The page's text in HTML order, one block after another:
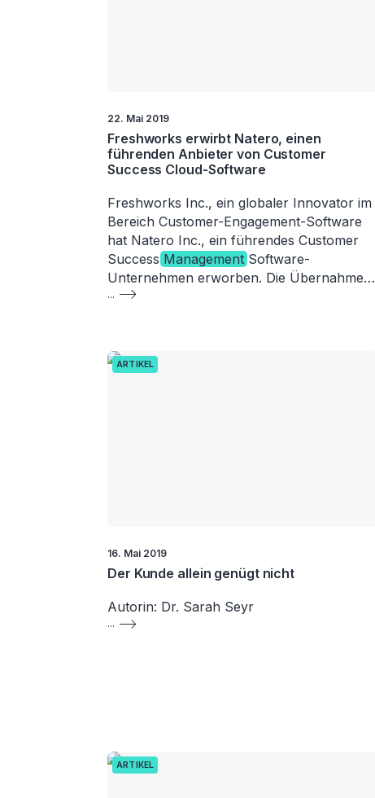
22. Mai 2019
Freshworks erwirbt Natero, einen
führenden Anbieter von Customer
Success Cloud-Software
Freshworks Inc., ein globaler Innovator im
Bereich Customer-Engagement-Software
hat Natero Inc., ein führendes Customer
Success ManagementSoftware-
Unternehmen erworben. Die Übernahme…
...
ARTIKEL
16. Mai 2019
Der Kunde allein genügt nicht
Autorin: Dr. Sarah Seyr
...
ARTIKEL